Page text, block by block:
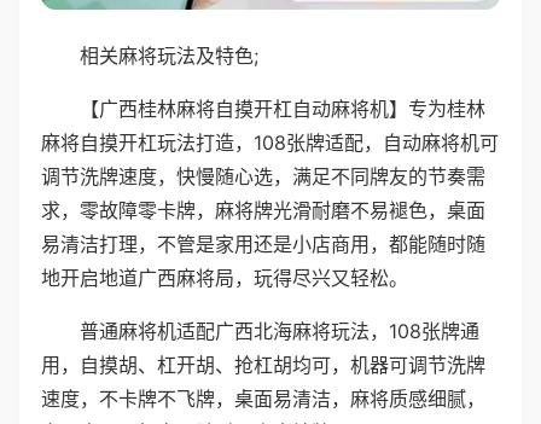
相关麻将玩法及特色;
【广西桂林麻将自摸开杠自动麻将机】专为桂林
麻将自摸开杠玩法打造，108张牌适配，自动麻将机可
调节洗牌速度，快慢随心选，满足不同牌友的节奏需
求，零故障零卡牌，麻将牌光滑耐磨不易褪色，桌面
易清洁打理，不管是家用还是小店商用，都能随时随
地开启地道广西麻将局，玩得尽兴又轻松。
普通麻将机适配广西北海麻将玩法，108张牌通
用，自摸胡、杠开胡、抢杠胡均可，机器可调节洗牌
速度，不卡牌不飞牌，桌面易清洁，麻将质感细腻，